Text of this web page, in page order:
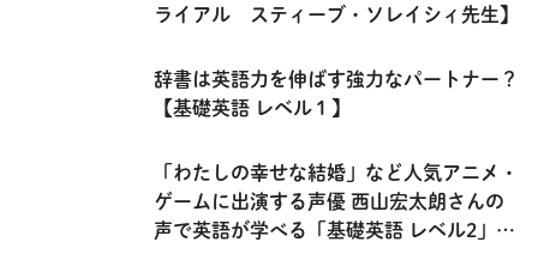
ライアル スティーブ・ソレイシィ先生】
辞書は英語力を伸ばす強力なパートナー？
【基礎英語 レベル１】
「わたしの幸せな結婚」など人気アニメ・
ゲームに出演する声優 西山宏太朗さんの
声で英語が学べる「基礎英語 レベル2」の